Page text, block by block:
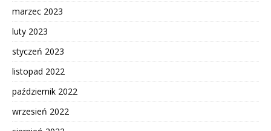
marzec 2023
luty 2023
styczeń 2023
listopad 2022
październik 2022
wrzesień 2022